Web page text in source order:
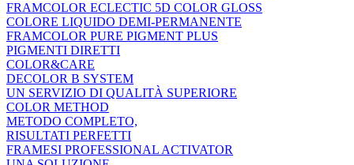
FRAMCOLOR ECLECTIC 5D COLOR GLOSS
COLORE LIQUIDO DEMI-PERMANENTE
FRAMCOLOR PURE PIGMENT PLUS
PIGMENTI DIRETTI
COLOR&CARE
DECOLOR B SYSTEM
UN SERVIZIO DI QUALITÀ SUPERIORE
COLOR METHOD
METODO COMPLETO,
RISULTATI PERFETTI
FRAMESI PROFESSIONAL ACTIVATOR